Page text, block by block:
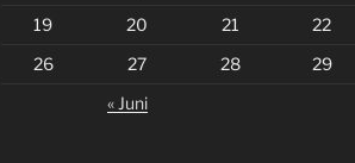
19
20 21
22
26
27 28
29
« Juni